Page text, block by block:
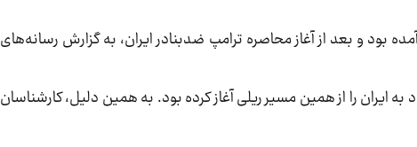
از مبدا چین به ایران آمده بود و بعد از آغاز محاصره ترامپ ضدبنادر ایران، به گزارش رسانه‌های
آبان ماه ۱۴۰۴، ارسال کالاهای خود به ایران را از همین مسیر ریلی آغاز کرده بود. به همین دلیل، کارشناسان